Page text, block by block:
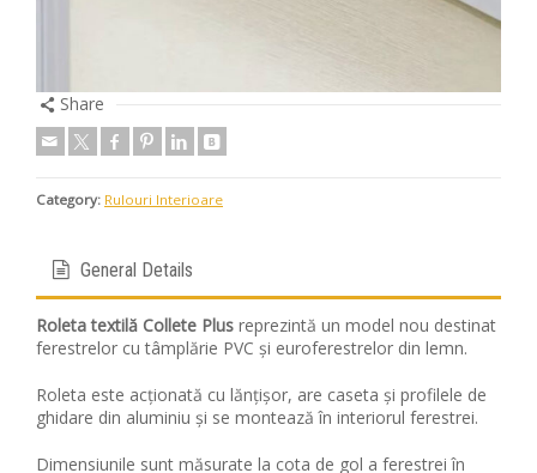
Share
Category: Rulouri Interioare
General Details
Roleta textilă Collete Plus reprezintă un model nou destinat
ferestrelor cu tâmplărie PVC și euroferestrelor din lemn.
Roleta este acționată cu lănțișor, are caseta și profilele de
ghidare din aluminiu și se montează în interiorul ferestrei.
Dimensiunile sunt măsurate la cota de gol a ferestrei în